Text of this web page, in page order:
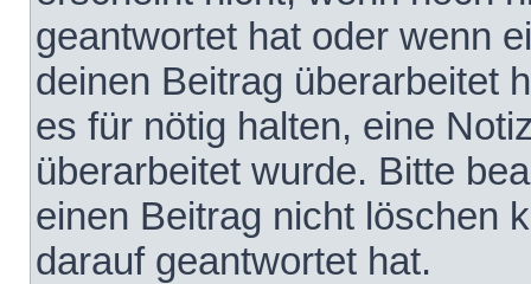
geantwortet hat oder wenn
deinen Beitrag überarbeitet
es für nötig halten, eine
überarbeitet wurde. Bitte
einen Beitrag nicht löschen
darauf geantwortet hat.